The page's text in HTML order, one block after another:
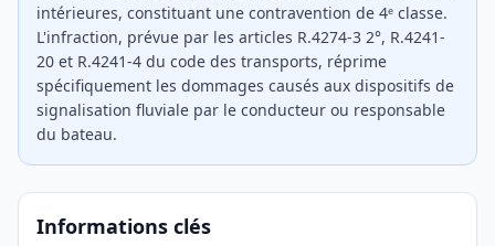
intérieures, constituant une contravention de 4ᵉ classe.
L'infraction, prévue par les articles R.4274-3 2°, R.4241-
20 et R.4241-4 du code des transports, réprime
spécifiquement les dommages causés aux dispositifs de
signalisation fluviale par le conducteur ou responsable
du bateau.
Informations clés